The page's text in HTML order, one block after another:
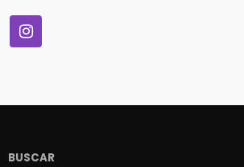
BUSCAR